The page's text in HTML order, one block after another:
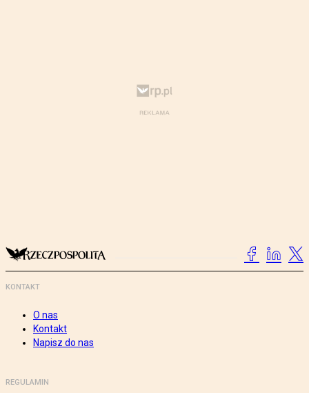
KONTAKT
O nas
Kontakt
Napisz do nas
REGULAMIN